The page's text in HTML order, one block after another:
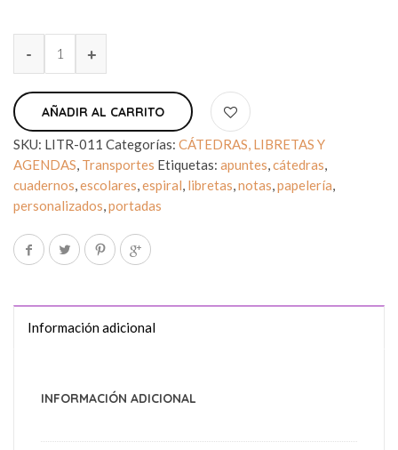
AÑADIR AL CARRITO
SKU: LITR-011 Categorías: CÁTEDRAS, LIBRETAS Y
AGENDAS, Transportes Etiquetas: apuntes,cátedras,
cuadernos,escolares,espiral, libretas,notas,papelería,
personalizados,portadas
Información adicional
INFORMACIÓN ADICIONAL